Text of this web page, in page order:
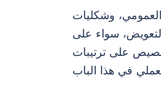
وشكليات
سواء على
على ترتيبات